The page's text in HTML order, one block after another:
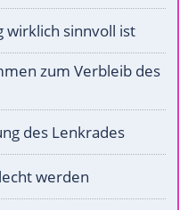
wirklich sinnvoll ist
zum Verbleib des
des Lenkrades
werden